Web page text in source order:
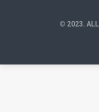
© 2023. ALL